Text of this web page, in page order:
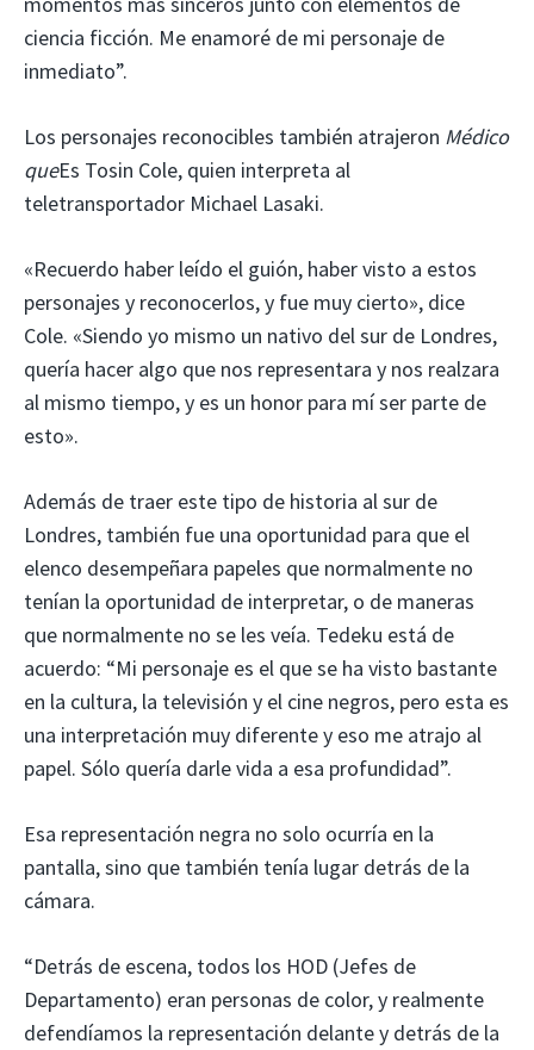
ciencia ficción. Me enamoré de mi personaje de
inmediato”.
Los personajes reconocibles también atrajeron Médico
queEs Tosin Cole, quien interpreta al
teletransportador Michael Lasaki.
«Recuerdo haber leído el guión, haber visto a estos
personajes y reconocerlos, y fue muy cierto», dice
Cole. «Siendo yo mismo un nativo del sur de Londres,
quería hacer algo que nos representara y nos realzara
al mismo tiempo, y es un honor para mí ser parte de
esto».
Además de traer este tipo de historia al sur de
Londres, también fue una oportunidad para que el
elenco desempeñara papeles que normalmente no
tenían la oportunidad de interpretar, o de maneras
que normalmente no se les veía. Tedeku está de
acuerdo: “Mi personaje es el que se ha visto bastante
en la cultura, la televisión y el cine negros, pero esta es
una interpretación muy diferente y eso me atrajo al
papel. Sólo quería darle vida a esa profundidad”.
Esa representación negra no solo ocurría en la
pantalla, sino que también tenía lugar detrás de la
cámara.
“Detrás de escena, todos los HOD (Jefes de
Departamento) eran personas de color, y realmente
defendíamos la representación delante y detrás de la